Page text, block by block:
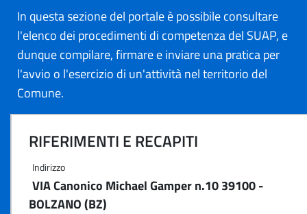
In questa sezione del portale è possibile consultare
l'elenco dei procedimenti di competenza del SUAP, e
dunque compilare, firmare e inviare una pratica per
l'avvio o l'esercizio di un'attività nel territorio del
Comune.
RIFERIMENTI E RECAPITI
Indirizzo
VIA Canonico Michael Gamper n.10 39100 -
BOLZANO (BZ)